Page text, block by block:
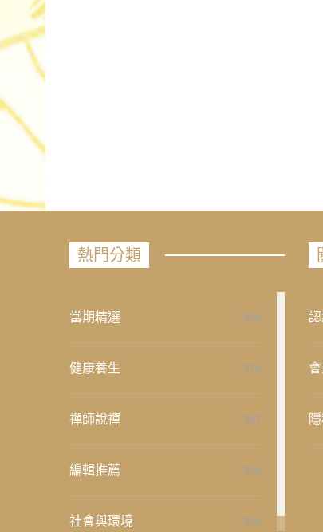
熱門分類
當期精選 658
健康養生 276
禪師說禪 267
編輯推薦 236
社會與環境 235